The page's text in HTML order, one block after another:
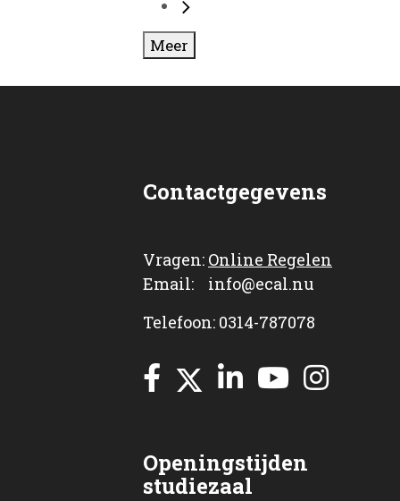
Meer
Contactgegevens
Vragen: Online Regelen
Email: info@ecal.nu
Telefoon: 0314-787078
Openingstijden
studiezaal